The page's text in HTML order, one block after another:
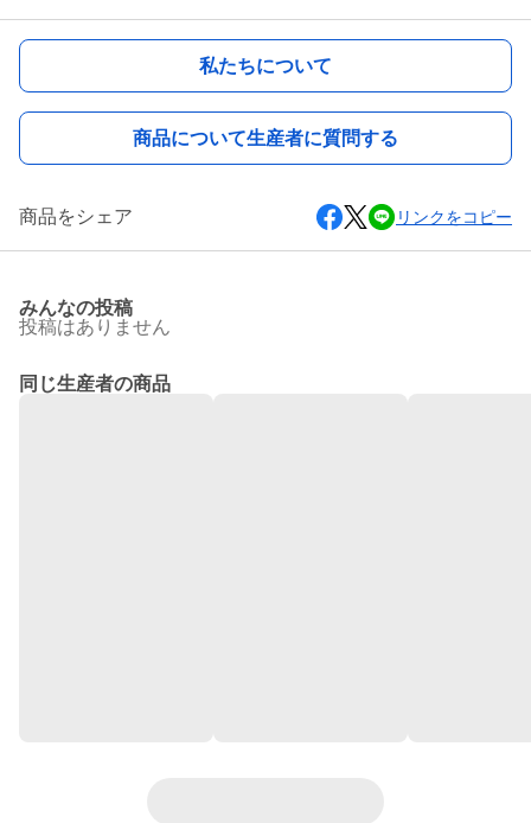
私たちについて
商品について生産者に質問する
商品をシェア リンクをコピー
みんなの投稿
投稿はありません
同じ生産者の商品